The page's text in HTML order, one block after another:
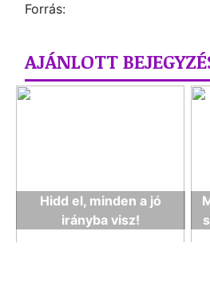
Forrás:
AJÁNLOTT
Hidd el, minden a jó
irányba visz!